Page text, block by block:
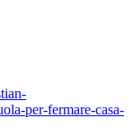
per-fermare-casa-